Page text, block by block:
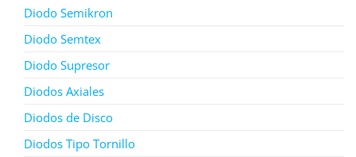
Diodo Semikron
Diodo Semtex
Diodo Supresor
Diodos Axiales
Diodos de Disco
Diodos Tipo Tornillo